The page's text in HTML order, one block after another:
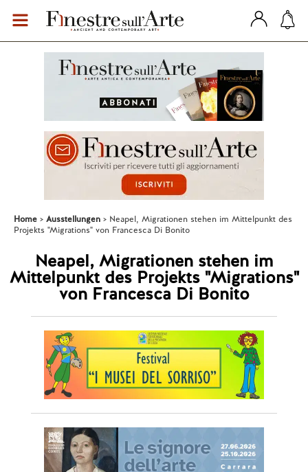
Home Ausstellungen
Neapel, Migrationen stehen im Mittelpunkt des
Projekts "Migrations" von Francesca Di Bonito
Neapel, Migrationen stehen im
Mittelpunkt des Projekts "Migrations"
von Francesca Di Bonito